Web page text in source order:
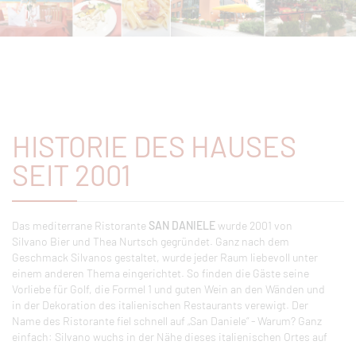
HISTORIE DES HAUSES
SEIT 2001
Das mediterrane Ristorante SAN DANIELE wurde 2001 von
Silvano Bier und Thea Nurtsch gegründet. Ganz nach dem
Geschmack Silvanos gestaltet, wurde jeder Raum liebevoll unter
einem anderen Thema eingerichtet. So finden die Gäste seine
Vorliebe für Golf, die Formel 1 und guten Wein an den Wänden und
in der Dekoration des italienischen Restaurants verewigt. Der
Name des Ristorante fiel schnell auf „San Daniele“ - Warum? Ganz
einfach: Silvano wuchs in der Nähe dieses italienischen Ortes auf